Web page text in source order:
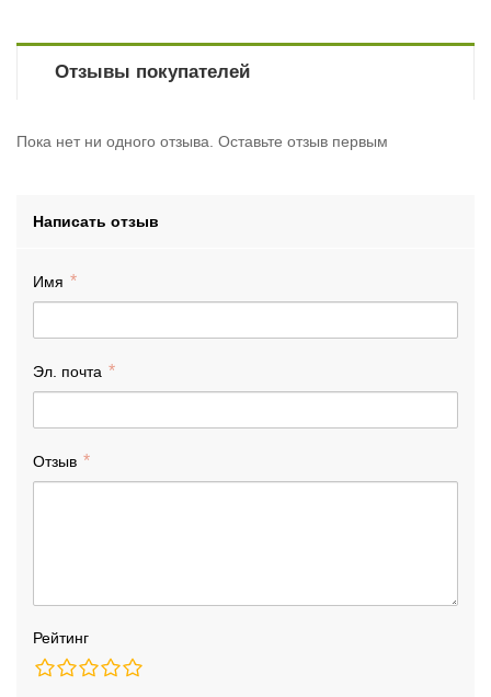
Отзывы покупателей
Пока нет ни одного отзыва. Оставьте отзыв первым
Написать отзыв
Имя
Эл. почта
Отзыв
Рейтинг